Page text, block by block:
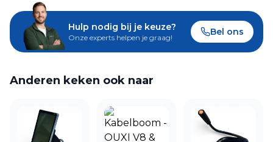
Hulp nodig bij je keuze?
Onze experts helpen je graag!
Bel ons
Anderen keken ook naar